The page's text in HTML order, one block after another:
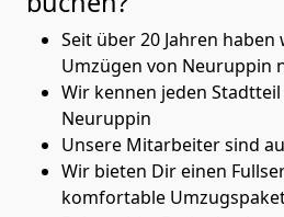
Seit über 20 Jahren haben
Umzügen von Neuruppin
Wir kennen jeden
Neuruppin
Unsere Mitarbeiter sind
Wir bieten Dir einen
komfortable